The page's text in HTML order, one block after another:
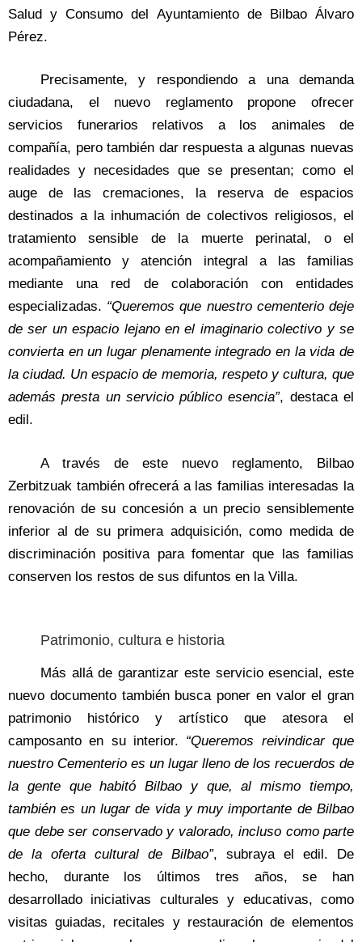
Salud y Consumo del Ayuntamiento de Bilbao Álvaro
Pérez.
Precisamente, y respondiendo a una demanda
ciudadana, el nuevo reglamento propone ofrecer
servicios funerarios relativos a los animales de
compañía, pero también dar respuesta a algunas nuevas
realidades y necesidades que se presentan; como el
auge de las cremaciones, la reserva de espacios
destinados a la inhumación de colectivos religiosos, el
tratamiento sensible de la muerte perinatal, o el
acompañamiento y atención integral a las familias
mediante una red de colaboración con entidades
especializadas. “Queremos que nuestro cementerio deje
de ser un espacio lejano en el imaginario colectivo y se
convierta en un lugar plenamente integrado en la vida de
la ciudad. Un espacio de memoria, respeto y cultura, que
además presta un servicio público esencia”, destaca el
edil.
A través de este nuevo reglamento, Bilbao
Zerbitzuak también ofrecerá a las familias interesadas la
renovación de su concesión a un precio sensiblemente
inferior al de su primera adquisición, como medida de
discriminación positiva para fomentar que las familias
conserven los restos de sus difuntos en la Villa.
Patrimonio, cultura e historia
Más allá de garantizar este servicio esencial, este
nuevo documento también busca poner en valor el gran
patrimonio histórico y artístico que atesora el
camposanto en su interior. “Queremos reivindicar que
nuestro Cementerio es un lugar lleno de los recuerdos de
la gente que habitó Bilbao y que, al mismo tiempo,
también es un lugar de vida y muy importante de Bilbao
que debe ser conservado y valorado, incluso como parte
de la oferta cultural de Bilbao”, subraya el edil. De
hecho, durante los últimos tres años, se han
desarrollado iniciativas culturales y educativas, como
visitas guiadas, recitales y restauración de elementos